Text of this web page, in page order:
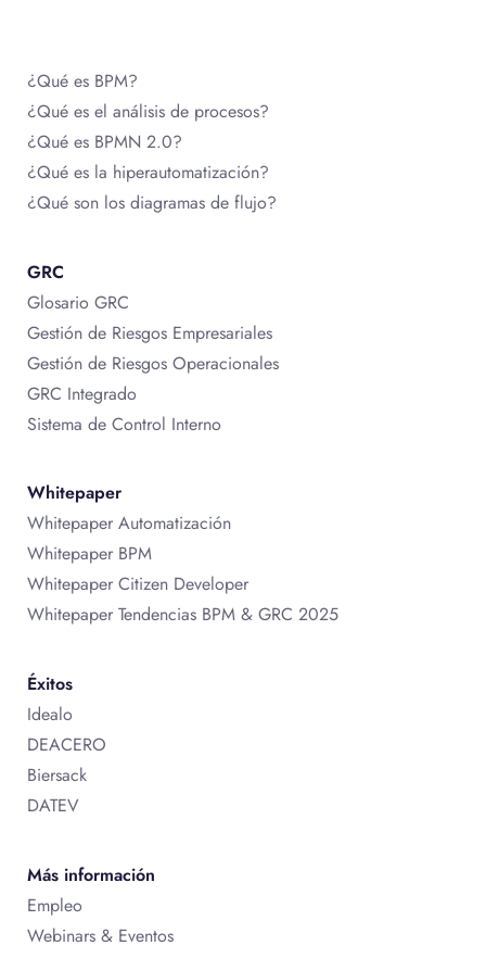
¿Qué es BPM?
¿Qué es el análisis de procesos?
¿Qué es BPMN 2.0?
¿Qué es la hiperautomatización?
¿Qué son los diagramas de flujo?
GRC
Glosario GRC
Gestión de Riesgos Empresariales
Gestión de Riesgos Operacionales
GRC Integrado
Sistema de Control Interno
Whitepaper
Whitepaper Automatización
Whitepaper BPM
Whitepaper Citizen Developer
Whitepaper Tendencias BPM & GRC 2025
Éxitos
Idealo
DEACERO
Biersack
DATEV
Más información
Empleo
Webinars & Eventos